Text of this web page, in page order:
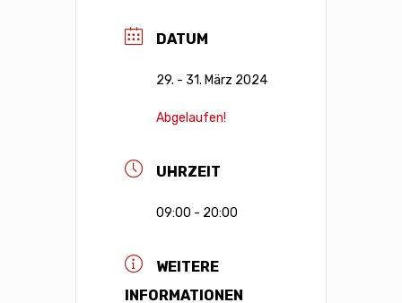
DATUM
29. - 31. März 2024
Abgelaufen!
UHRZEIT
09:00 - 20:00
WEITERE
INFORMATIONEN